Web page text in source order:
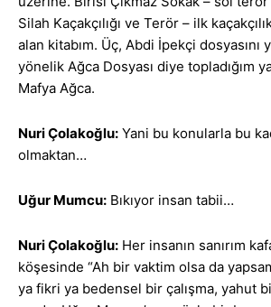
Silah Kaçakçılığı ve Terör – ilk
alan kitabım. Üç, Abdi İpekçi dosyasını
yönelik Ağca Dosyası diye topladığım
Mafya Ağca.
Nuri Çolakoğlu: Yani bu konularla bu
olmaktan…
Uğur Mumcu: Bıkıyor insan tabii…
Nuri Çolakoğlu: Her insanın sanırım
köşesinde “Ah bir vaktim olsa da
ya fikri ya bedensel bir çalışma, yahut